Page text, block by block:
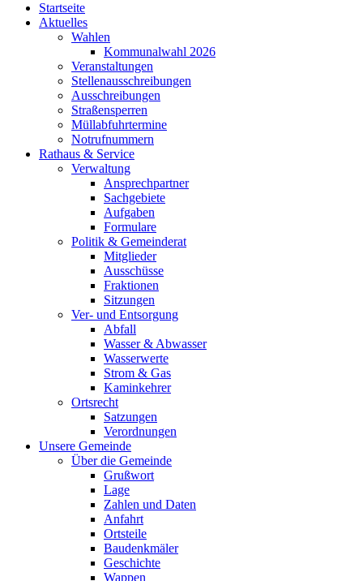
Startseite
Aktuelles
Wahlen
Kommunalwahl 2026
Veranstaltungen
Stellenausschreibungen
Ausschreibungen
Straßensperren
Müllabfuhrtermine
Notrufnummern
Rathaus & Service
Verwaltung
Ansprechpartner
Sachgebiete
Aufgaben
Formulare
Politik & Gemeinderat
Mitglieder
Ausschüsse
Fraktionen
Sitzungen
Ver- und Entsorgung
Abfall
Wasser & Abwasser
Wasserwerte
Strom & Gas
Kaminkehrer
Ortsrecht
Satzungen
Verordnungen
Unsere Gemeinde
Über die Gemeinde
Grußwort
Lage
Zahlen und Daten
Anfahrt
Ortsteile
Baudenkmäler
Geschichte
Wappen